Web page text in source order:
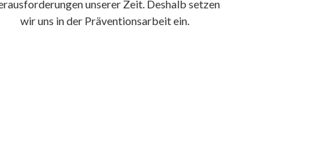
unserer Zeit. Deshalb setzen
wir uns in der Präventionsarbeit ein.